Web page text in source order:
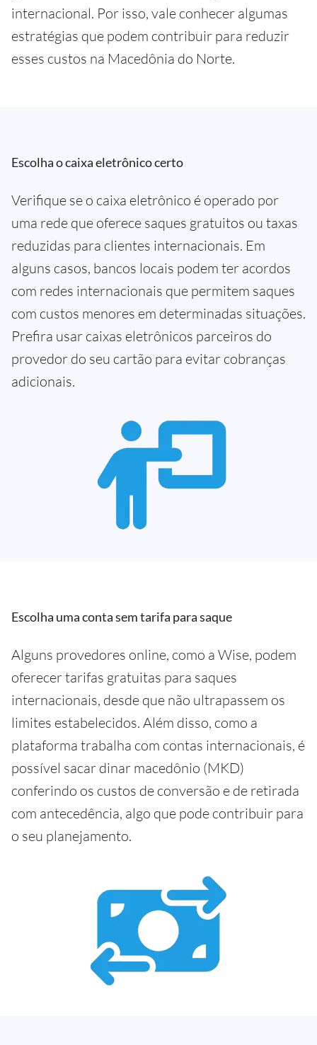
internacional. Por isso, vale conhecer algumas
estratégias que podem contribuir para reduzir
esses custos na Macedônia do Norte.
Escolha o caixa eletrônico certo
Verifique se o caixa eletrônico é operado por
uma rede que oferece saques gratuitos ou taxas
reduzidas para clientes internacionais. Em
alguns casos, bancos locais podem ter acordos
com redes internacionais que permitem saques
com custos menores em determinadas situações.
Prefira usar caixas eletrônicos parceiros do
provedor do seu cartão para evitar cobranças
adicionais.
Escolha uma conta sem tarifa para saque
Alguns provedores online, como a Wise, podem
oferecer tarifas gratuitas para saques
internacionais, desde que não ultrapassem os
limites estabelecidos. Além disso, como a
plataforma trabalha com contas internacionais, é
possível sacar dinar macedônio (MKD)
conferindo os custos de conversão e de retirada
com antecedência, algo que pode contribuir para
o seu planejamento.